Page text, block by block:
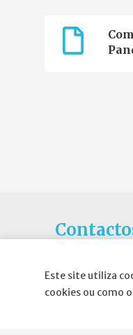
Este site utiliza
cookies ou como
1990-601 Lisboa